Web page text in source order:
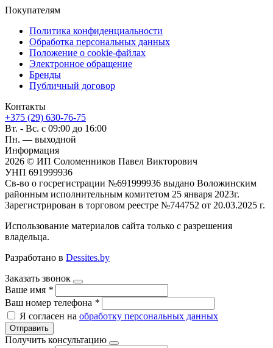
Покупателям
Политика конфиденциальности
Обработка персональных данных
Положение о cookie-файлах
Электронное обращение
Бренды
Публичный договор
Контакты
+375 (29) 630-76-75
Вт. - Вс. с 09:00 до 16:00
Пн. — выходной
Информация
2026 © ИП Соломенников Павел Викторович
УНП 691999936
Св-во о госрегистрации №691999936 выдано Воложинским
районным исполнительным комитетом 25 января 2023г.
Зарегистрирован в торговом реестре №744752 от 20.03.2025 г.
Использование материалов сайта только с разрешения
владельца.
Разработано в Dessites.by
Заказать звонок
Ваше имя *
Ваш номер телефона *
Я согласен на обработку персональных данных
Отправить
Получить консультацию